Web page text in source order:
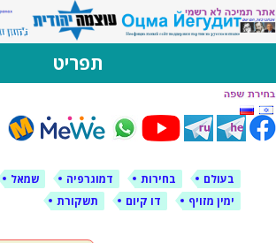
לימין עוצמה
אתר תמיכה ברוסית ובעברית
תפריט
דילוג
לתוכן
בעולם בחירות דמוגרפיה שמאל
ימין מזויף
דו קיום תשקורת